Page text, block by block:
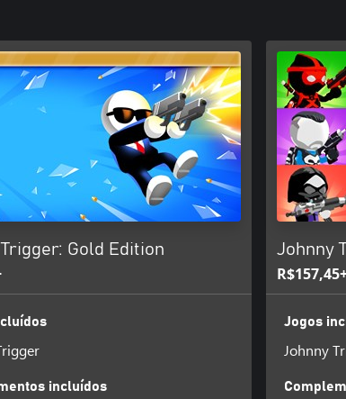
Gold Edition
incluídos
Johnny
Jogos
Johnny